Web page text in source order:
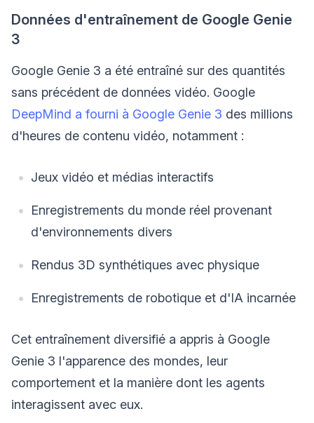
Données d'entraînement de Google Genie
3
Google Genie 3 a été entraîné sur des quantités
sans précédent de données vidéo. Google
DeepMind a fourni à Google Genie 3 des millions
d'heures de contenu vidéo, notamment :
Jeux vidéo et médias interactifs
Enregistrements du monde réel provenant
d'environnements divers
Rendus 3D synthétiques avec physique
Enregistrements de robotique et d'IA incarnée
Cet entraînement diversifié a appris à Google
Genie 3 l'apparence des mondes, leur
comportement et la manière dont les agents
interagissent avec eux.